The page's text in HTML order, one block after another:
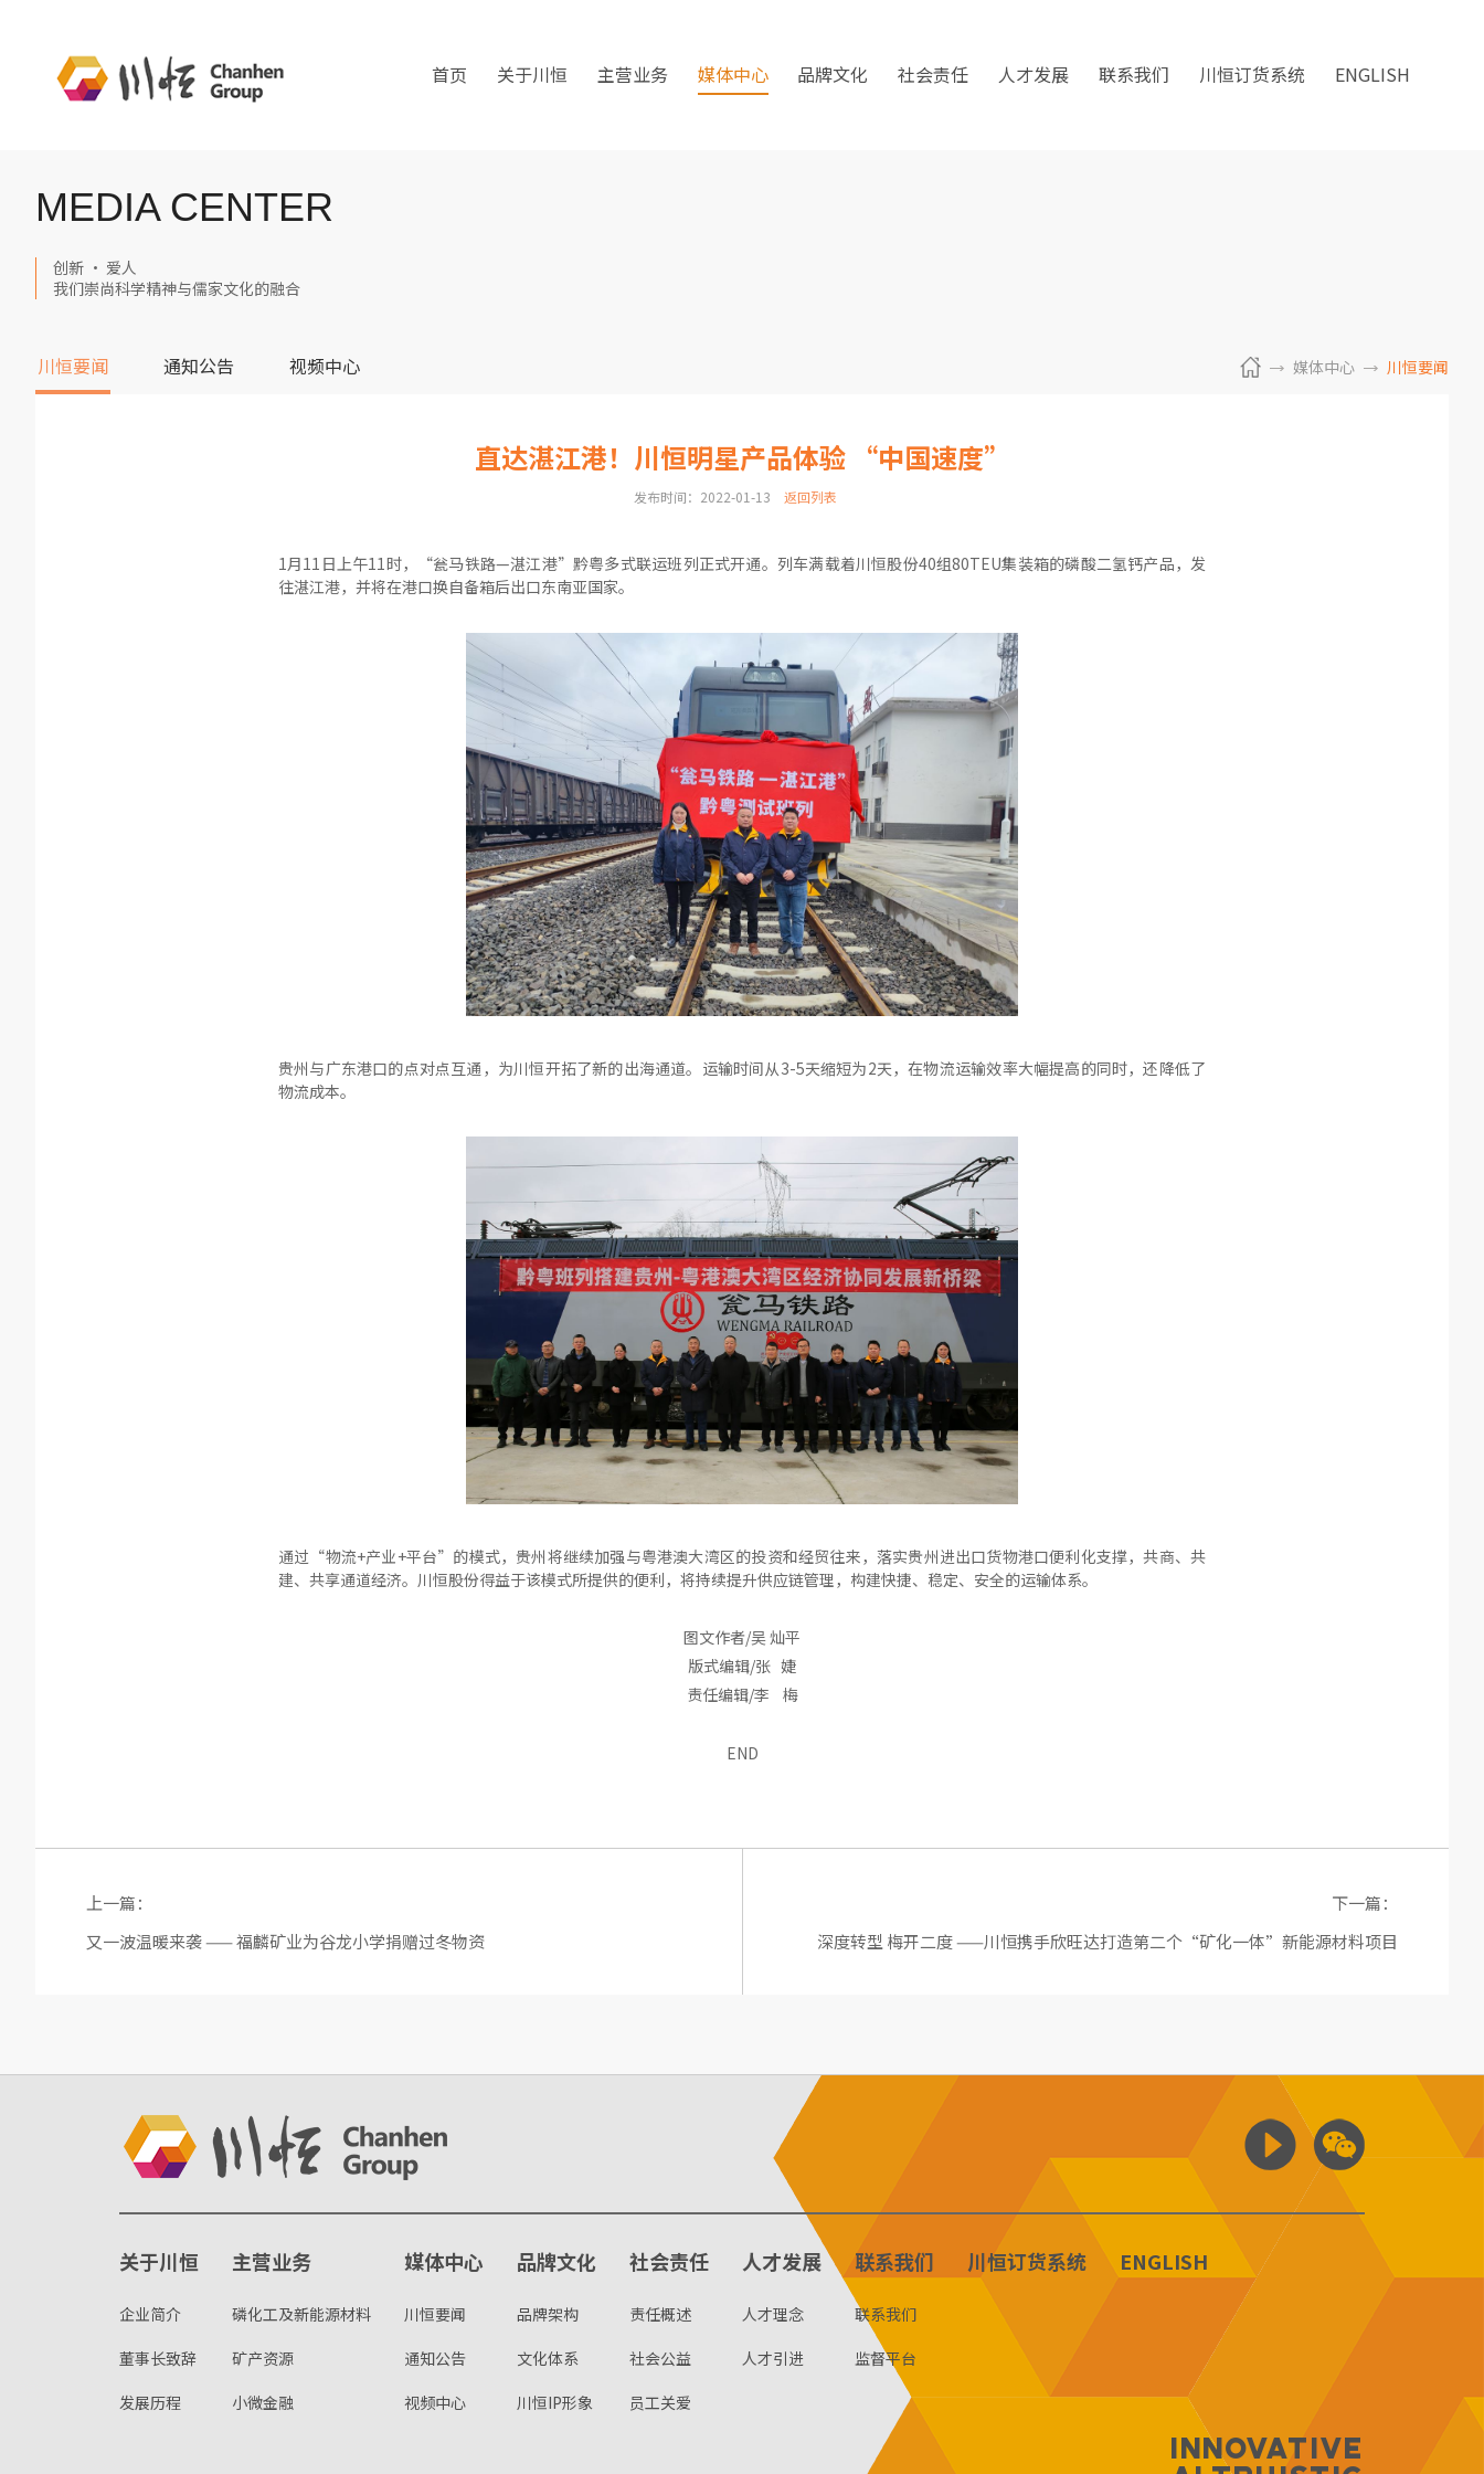
首页 关于川恒 主营业务 媒体中心 品牌文化 社会责任 人才发展 联系我们 川恒订货系统 ENGLISH
MEDIA CENTER
创新 · 爱人
我们崇尚科学精神与儒家文化的融合
川恒要闻 通知公告 视频中心 媒体中心 川恒要闻
直达湛江港！川恒明星产品体验 “中国速度”
发布时间：2022-01-13 返回列表
1月11日上午11时，“瓮马铁路—湛江港”黔粤多式联运班列正式开通。列车满载着川恒股份40组80TEU集装箱的磷酸二氢钙产品，发
往湛江港，并将在港口换自备箱后出口东南亚国家。
贵州与广东港口的点对点互通，为川恒开拓了新的出海通道。运输时间从3-5天缩短为2天，在物流运输效率大幅提高的同时，还降低了
物流成本。
通过“物流+产业+平台”的模式，贵州将继续加强与粤港澳大湾区的投资和经贸往来，落实贵州进出口货物港口便利化支撑，共商、共
建、共享通道经济。川恒股份得益于该模式所提供的便利，将持续提升供应链管理，构建快捷、稳定、安全的运输体系。
图文作者/吴 灿平
版式编辑/张 婕
责任编辑/李 梅
END
上一篇：
又一波温暖来袭 —— 福麟矿业为谷龙小学捐赠过冬物资
下一篇：
深度转型 梅开二度 ——川恒携手欣旺达打造第二个“矿化一体”新能源材料项目
关于川恒
企业简介
董事长致辞
发展历程
主营业务
磷化工及新能源材料
矿产资源
小微金融
媒体中心
川恒要闻
通知公告
视频中心
品牌文化
品牌架构
文化体系
川恒IP形象
社会责任
责任概述
社会公益
员工关爱
人才发展
人才理念
人才引进
联系我们
联系我们
监督平台
川恒订货系统 ENGLISH
Innovative